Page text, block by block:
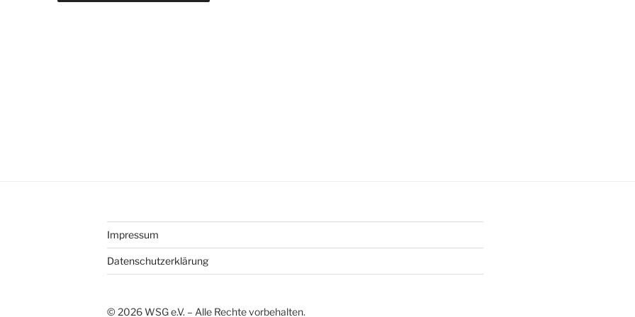
Impressum
Datenschutzerklärung
© 2026WSG e.V. – Alle Rechte vorbehalten.